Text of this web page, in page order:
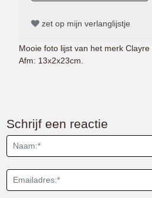
zet op mijn verlanglijstje
Mooie foto lijst van het merk Clayre
Afm: 13x2x23cm.
Schrijf een reactie